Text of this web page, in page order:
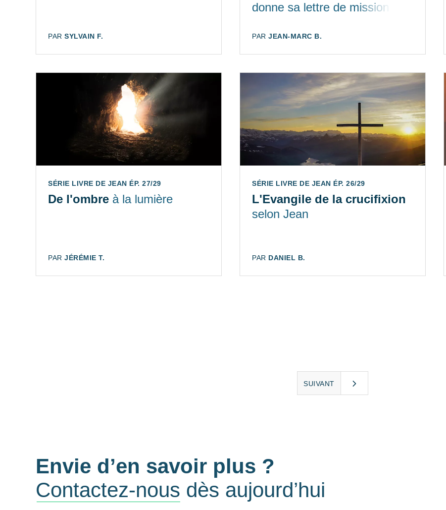
AUTEUR:
PAR SYLVAIN F.
donne sa lettre de mission
AUTEUR:
PAR JEAN-MARC B.
SÉRIE LIVRE DE JEAN ÉP. 27/29
De l'ombre à la lumière
AUTEUR:
PAR JÉRÉMIE T.
SÉRIE LIVRE DE JEAN ÉP. 26/29
L'Evangile de la crucifixion
selon Jean
AUTEUR:
PAR DANIEL B.
SUIVANT
Envie d’en savoir plus ?
Contactez-nous dès aujourd’hui